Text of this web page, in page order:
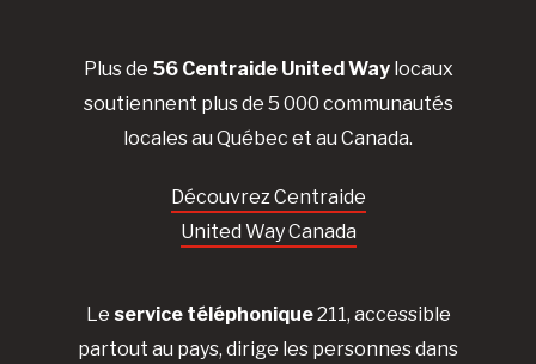
Plus de 56 Centraide United Waylocaux
soutiennent plus de 5 000 communautés
locales au Québec et au Canada.
Découvrez Centraide
United Way Canada
Le service téléphonique211, accessible
partout au pays, dirige les personnes dans